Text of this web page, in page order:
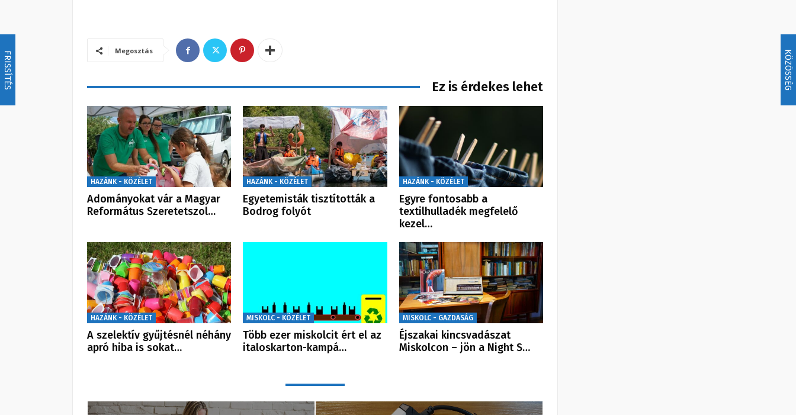
FRISSÍTÉS KÖZÖSSÉG
Megosztás
Ez is érdekes lehet
HAZÁNK - KÖZÉLET
Adományokat vár a Magyar
Református Szeretetszol…
HAZÁNK - KÖZÉLET
Egyetemisták tisztították a
Bodrog folyót
HAZÁNK - KÖZÉLET
Egyre fontosabb a
textilhulladék megfelelő
kezel…
HAZÁNK - KÖZÉLET
A szelektív gyűjtésnél néhány
apró hiba is sokat…
MISKOLC - KÖZÉLET
Több ezer miskolcit ért el az
italoskarton-kampá…
MISKOLC - GAZDASÁG
Éjszakai kincsvadászat
Miskolcon – jön a Night S…